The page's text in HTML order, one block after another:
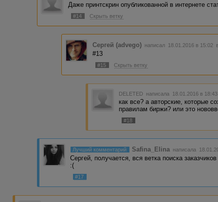
Даже принтскрин опубликованной в интернете
#14 Скрыть ветку
Сергей (advego) написал 18.01.2016 в 15:02
#13
#15 Скрыть ветку
DELETED написала 18.01.2016 в
как все? а авторские, которые
правилам биржи? или это
#18
Лучший комментарий Safina_Elina написала
Сергей, получается, вся ветка поиска
:(
#17